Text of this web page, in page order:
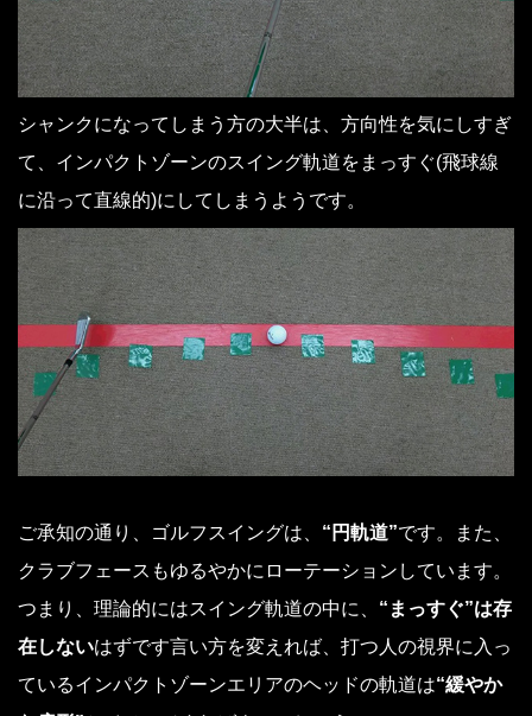
シャンクになってしまう方の大半は、方向性を気にしすぎ
て、インパクトゾーンのスイング軌道をまっすぐ(飛球線
に沿って直線的)にしてしまうようです。
ご承知の通り、ゴルフスイングは、 “円軌道”です。また、
クラブフェースもゆるやかにローテーションしています。
つまり、理論的にはスイング軌道の中に、 “まっすぐ”は存
在しないはずです言い方を変えれば、打つ人の視界に入っ
ているインパクトゾーンエリアのヘッドの軌道は“緩やか